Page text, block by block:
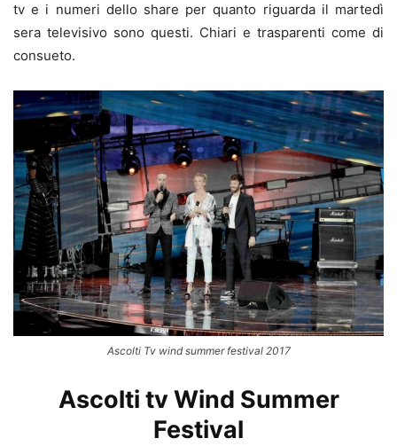
tv e i numeri dello share per quanto riguarda il martedì
sera televisivo sono questi. Chiari e trasparenti come di
consueto.
Ascolti Tv wind summer festival 2017
Ascolti tv Wind Summer
Festival